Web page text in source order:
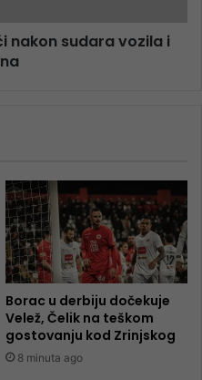
nakon sudara vozila i
Borac u derbiju dočekuje
Velež, Čelik na teškom
gostovanju kod Zrinjskog
8 minuta ago